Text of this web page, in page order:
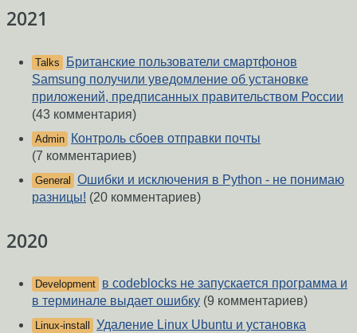
2021
Talks
Британские пользователи смартфонов
Samsung получили уведомление об установке
приложений, предписанных правительством России
(43 комментария)
Admin
Контроль сбоев отправки почты
(7 комментариев)
General Ошибки и исключения в Python - не понимаю
разницы! (20 комментариев)
2020
Development в codeblocks не запускается программа и
в терминале выдает ошибку (9 комментариев)
Linux-install
Удаление Linux Ubuntu и установка